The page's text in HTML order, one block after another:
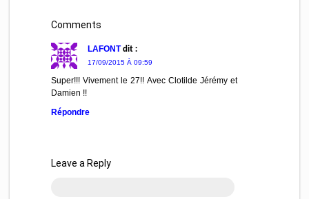
Comments
LAFONT dit :
17/09/2015 À 09:59
Super!!! Vivement le 27!! Avec Clotilde Jérémy et
Damien !!
Répondre
Leave a Reply